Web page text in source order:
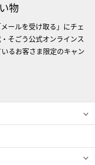
物
ールを受け取る」にチェ
そごう公式オンラインス
るお客さま限定のキャン
ィース